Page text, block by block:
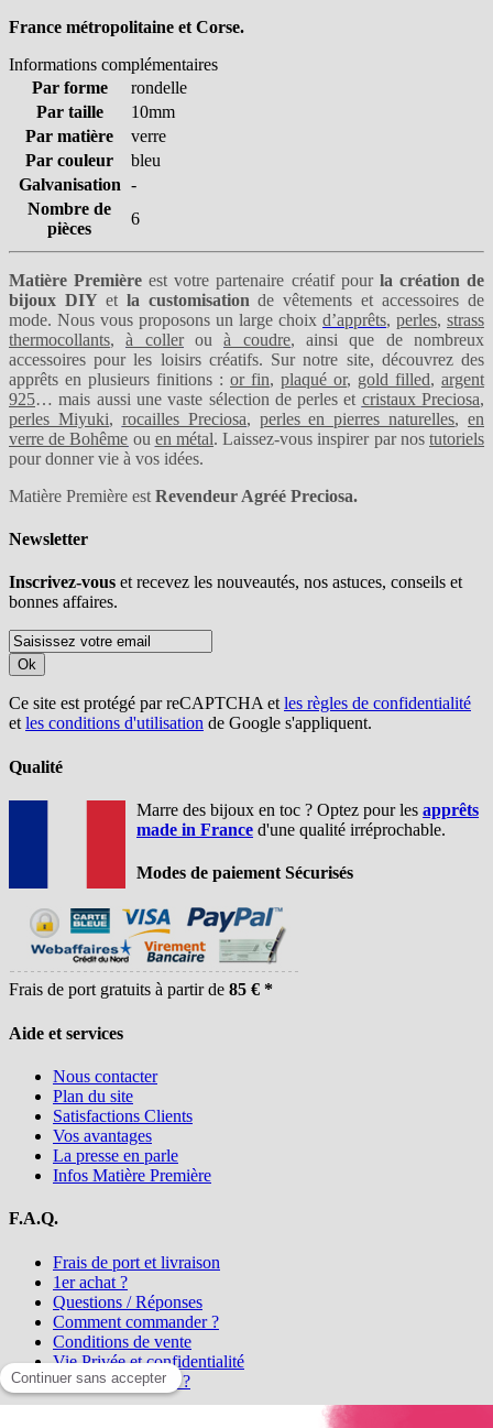
France métropolitaine et Corse.
Informations complémentaires
Par forme
rondelle
Par taille
10mm
Par matière
verre
Par couleur
bleu
Galvanisation -
Nombre de
pièces
6
Matière Première est votre partenaire créatif pourla création de
bijoux DIY etla customisation de vêtements et accessoires de
mode. Nous vous proposons un large choix d’apprêts, perles, strass
thermocollants,à collerouà coudre, ainsi que de nombreux
accessoires pour les loisirs créatifs. Sur notre site, découvrez des
apprêts en plusieurs finitions : or fin, plaqué or, gold filled, argent
925… mais aussi une vaste sélection de perles et cristaux Preciosa,
perles Miyuki, rocailles Preciosa, perles en pierres naturelles, en
verre de Bohême ou en métal. Laissez-vous inspirer par nostutoriels
pour donner vie à vos idées.
Matière Première est Revendeur Agréé Preciosa.
Newsletter
Inscrivez-vous et recevez les nouveautés, nos astuces, conseils et
bonnes affaires.
Ok
Ce site est protégé par reCAPTCHA etles règles de confidentialité
etles conditions d'utilisation de Google s'appliquent.
Qualité
Marre des bijoux en toc ? Optez pour les apprêts
made in France d'une qualité irréprochable.
Modes de paiement Sécurisés
Frais de port gratuits à partir de 85 € *
Aide et services
Nous contacter
Plan du site
Satisfactions Clients
Vos avantages
La presse en parle
Infos Matière Première
F.A.Q.
Frais de port et livraison
1er achat ?
Questions / Réponses
Comment commander ?
Conditions de vente
Vie Privée et confidentialité
Qui sommes-nous ?